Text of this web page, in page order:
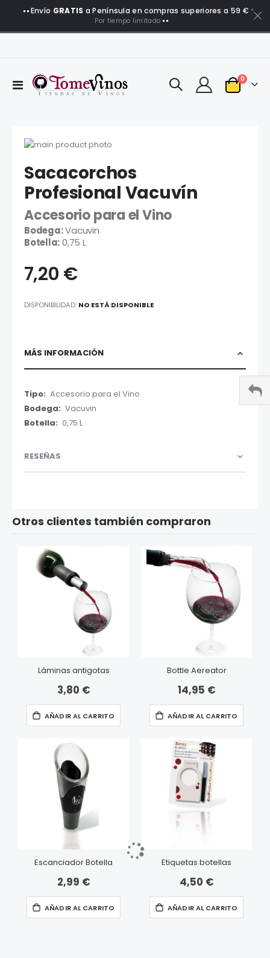
Envío GRATIS a Península en compras superiores a 59 € *
Por tiempo limitado
Toggle
Carro
0
Saltar
final
de
la
galería
de
imágenes
al
comienzo
de
la
galería
de
imágenes
Sacacorchos
Profesional Vacuvín
Accesorio para el Vino
Bodega:Vacuvin
Botella:0,75 L
7,20 €
DISPONIBILIDAD: NO ESTÁ DISPONIBLE
MÁS INFORMACIÓN
Más
Información
Accesorio para el Vino
Vacuvin
0,75 L
RESEÑAS
Otros clientes también compraron
Láminas antigotas
3,80 €
AÑADIR AL CARRITO
Bottle Aereator
14,95 €
AÑADIR AL CARRITO
Escanciador Botella
2,99 €
AÑADIR AL CARRITO
Etiquetas botellas
4,50 €
AÑADIR AL CARRITO